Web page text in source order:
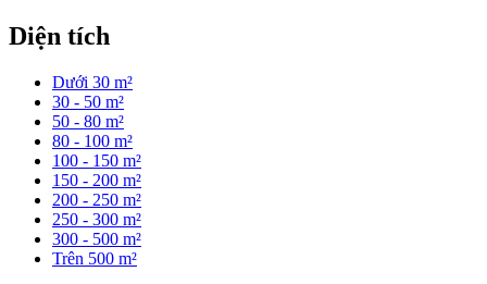
Diện tích
Dưới 30 m²
30 - 50 m²
50 - 80 m²
80 - 100 m²
100 - 150 m²
150 - 200 m²
200 - 250 m²
250 - 300 m²
300 - 500 m²
Trên 500 m²